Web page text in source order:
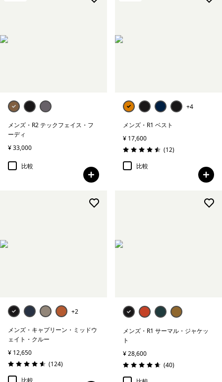
メンズ・R2 テックフェイス・フ
ーディ
¥ 33,000
比較
+4
メンズ・R1 ベスト
¥ 17,600
評価: 4.5 / 5
(12レビュー
)
比較
+2
メンズ・キャプリーン・ミッドウ
ェイト・クルー
¥ 12,650
評価: 4.6 / 5
(124レビュー
)
比較
メンズ・R1 サーマル・ジャケッ
ト
¥ 28,600
評価: 4.7 / 5
(40レビュー
)